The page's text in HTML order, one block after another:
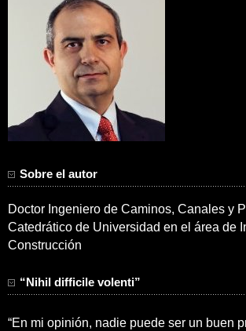
Sobre el autor
Doctor Ingeniero de Caminos, Canales y
Catedrático de Universidad en el área de
Construcción
“Nihil difficile volenti”
“En mi opinión, nadie puede ser un buen